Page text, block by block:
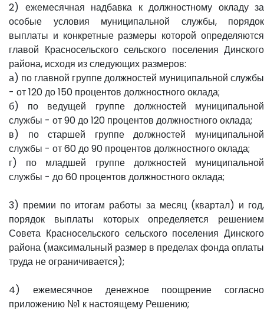
2) ежемесячная надбавка к должностному окладу за
особые условия муниципальной службы, порядок
выплаты и конкретные размеры которой определяются
главой Красносельского сельского поселения Динского
района, исходя из следующих размеров:
а) по главной группе должностей муниципальной службы
- от 120 до 150 процентов должностного оклада;
б) по ведущей группе должностей муниципальной
службы - от 90 до 120 процентов должностного оклада;
в) по старшей группе должностей муниципальной
службы - от 60 до 90 процентов должностного оклада;
г) по младшей группе должностей муниципальной
службы - до 60 процентов должностного оклада;
3) премии по итогам работы за месяц (квартал) и год,
порядок выплаты которых определяется решением
Совета Красносельского сельского поселения Динского
района (максимальный размер в пределах фонда оплаты
труда не ограничивается);
4) ежемесячное денежное поощрение согласно
приложению №1 к настоящему Решению;